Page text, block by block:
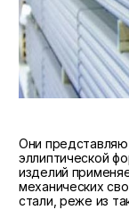
Они
эллиптической
изделий
механических
стали, реже из